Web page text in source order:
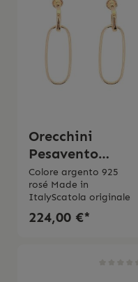
Orecchini
Pesavento
Forever Chic
bicolor
Colore argento 925
rosé Made in
ItalyScatola originale
224,00 €*